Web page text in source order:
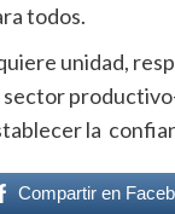
todos.
unidad,
sector
la
Compartir en